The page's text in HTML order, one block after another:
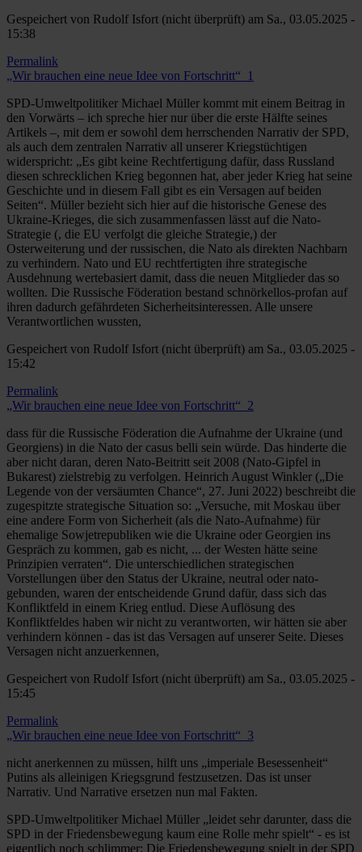
Gespeichert von Rudolf Isfort (nicht überprüft) am Sa., 03.05.2025 -
15:38
Permalink
„Wir brauchen eine neue Idee von Fortschritt“_1
SPD-Umweltpolitiker Michael Müller kommt mit einem Beitrag in
den Vorwärts – ich spreche hier nur über die erste Hälfte seines
Artikels –, mit dem er sowohl dem herrschenden Narrativ der SPD,
als auch dem zentralen Narrativ all unserer Kriegstüchtigen
widerspricht: „Es gibt keine Rechtfertigung dafür, dass Russland
diesen schrecklichen Krieg begonnen hat, aber jeder Krieg hat seine
Geschichte und in diesem Fall gibt es ein Versagen auf beiden
Seiten“. Müller bezieht sich hier auf die historische Genese des
Ukraine-Krieges, die sich zusammenfassen lässt auf die Nato-
Strategie (, die EU verfolgt die gleiche Strategie,) der
Osterweiterung und der russischen, die Nato als direkten Nachbarn
zu verhindern. Nato und EU rechtfertigten ihre strategische
Ausdehnung wertebasiert damit, dass die neuen Mitglieder das so
wollten. Die Russische Föderation bestand schnörkellos-profan auf
ihren dadurch gefährdeten Sicherheitsinteressen. Alle unsere
Verantwortlichen wussten,
Gespeichert von Rudolf Isfort (nicht überprüft) am Sa., 03.05.2025 -
15:42
Permalink
„Wir brauchen eine neue Idee von Fortschritt“_2
dass für die Russische Föderation die Aufnahme der Ukraine (und
Georgiens) in die Nato der casus belli sein würde. Das hinderte die
aber nicht daran, deren Nato-Beitritt seit 2008 (Nato-Gipfel in
Bukarest) zielstrebig zu verfolgen. Heinrich August Winkler („Die
Legende von der versäumten Chance“, 27. Juni 2022) beschreibt die
zugespitzte strategische Situation so: „Versuche, mit Moskau über
eine andere Form von Sicherheit (als die Nato-Aufnahme) für
ehemalige Sowjetrepubliken wie die Ukraine oder Georgien ins
Gespräch zu kommen, gab es nicht, ... der Westen hätte seine
Prinzipien verraten“. Die unterschiedlichen strategischen
Vorstellungen über den Status der Ukraine, neutral oder nato-
gebunden, waren der entscheidende Grund dafür, dass sich das
Konfliktfeld in einem Krieg entlud. Diese Auflösung des
Konfliktfeldes haben wir nicht zu verantworten, wir hätten sie aber
verhindern können - das ist das Versagen auf unserer Seite. Dieses
Versagen nicht anzuerkennen,
Gespeichert von Rudolf Isfort (nicht überprüft) am Sa., 03.05.2025 -
15:45
Permalink
„Wir brauchen eine neue Idee von Fortschritt“_3
nicht anerkennen zu müssen, hilft uns „imperiale Besessenheit“
Putins als alleinigen Kriegsgrund festzusetzen. Das ist unser
Narrativ. Und Narrative ersetzen nun mal Fakten.
SPD-Umweltpolitiker Michael Müller „leidet sehr darunter, dass die
SPD in der Friedensbewegung kaum eine Rolle mehr spielt“ - es ist
eigentlich noch schlimmer: Die Friedensbewegung spielt in der SPD